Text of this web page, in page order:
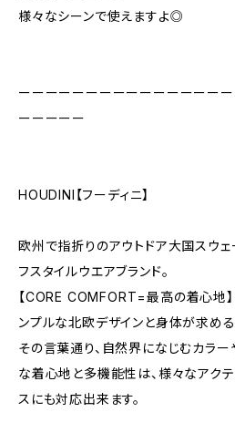
様々なシーンで使えますよ◎
ーーーーーーーーーーーーーーー
ーーーーー
HOUDINI【フーディニ】
欧州で指折りのアウトドア大国スウ
フスタイルウエアブランド。
【CORE COMFORT=最高の着心地
ンプルな北欧デザインと身体が求め
その言葉通り、自然界になじむカラー
な着心地と多機能性は、様々なアクテ
スにも対応出来ます。